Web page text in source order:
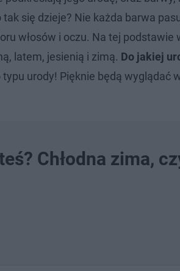
się dzieje? Nie każda barwa
włosów i oczu. Na tej
latem, jesienią i zimą. Do jakiej
urody! Pięknie będą wyglądać
Chłodna zima,